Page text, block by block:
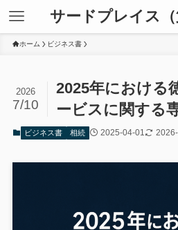
サードプレイス（
ホーム ビジネス書
2025年における
ービスに関する
2026
7/10
ビジネス書 相続 2025-04-01